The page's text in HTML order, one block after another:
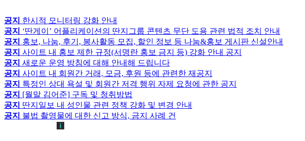
공지 한시적 모니터링 강화 안내
공지 ‘딴게이’ 어플리케이션의 딴지그룹 콘텐츠 무단 도용 관련 법적 조치 안내
공지 홍보, 나눔, 후기, 봉사활동 모집, 할인 정보 등 나눔&홍보 게시판 신설안내
공지 사이트 내 홍보 제한 규정(서명란 홍보 금지 등) 강화 안내 공지
공지 새로운 운영 방침에 대해 안내해 드립니다
공지 사이트 내 회원간 거래, 모금, 후원 등에 관련한 재공지
공지 특정인 상대 욕설 및 회원간 저격 행위 자제 요청에 관한 공지
공지 [월말 김어준] 구독 및 청취방법
공지 딴지일보 내 성인물 관련 정책 강화 및 변경 안내
공지 불법 촬영물에 대한 신고 방식, 금지 사례 건